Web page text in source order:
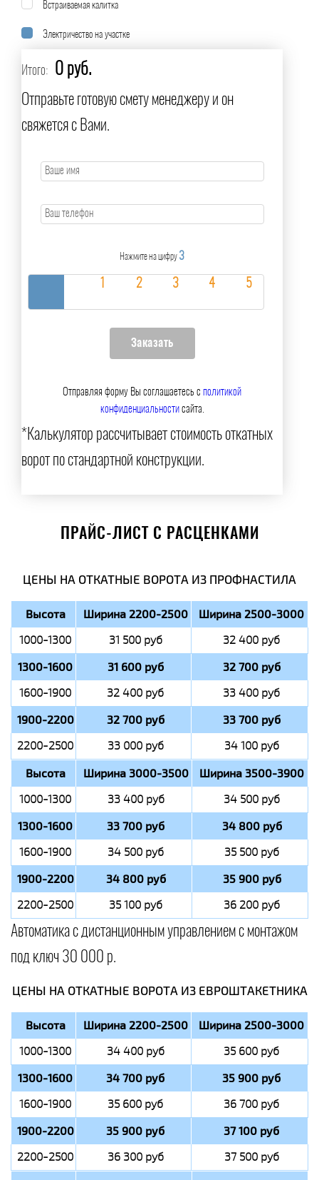
Встраиваемая калитка
Электричество на участке
Итого: 0 руб.
Отправьте готовую смету менеджеру и он
свяжется с Вами.
Нажмите на цифру 3
Отправляя форму Вы соглашаетесь сполитикой
конфиденциальностисайта.
*Калькулятор рассчитывает стоимость откатных
ворот по стандартной конструкции.
ПРАЙС-ЛИСТ С РАСЦЕНКАМИ
ЦЕНЫ НА ОТКАТНЫЕ ВОРОТА ИЗ ПРОФНАСТИЛА
Высота Ширина 2200-2500 Ширина 2500-3000
1000-1300 31 500 руб 32 400 руб
1300-1600 31 600 руб 32 700 руб
1600-1900 32 400 руб 33 400 руб
1900-2200 32 700 руб 33 700 руб
2200-2500 33 000 руб 34 100 руб
Высота Ширина 3000-3500 Ширина 3500-3900
1000-1300 33 400 руб 34 500 руб
1300-1600 33 700 руб 34 800 руб
1600-1900 34 500 руб 35 500 руб
1900-2200 34 800 руб 35 900 руб
2200-2500 35 100 руб 36 200 руб
Автоматика с дистанционным управлением с монтажом
под ключ 30 000 р.
ЦЕНЫ НА ОТКАТНЫЕ ВОРОТА ИЗ ЕВРОШТАКЕТНИКА
Высота Ширина 2200-2500 Ширина 2500-3000
1000-1300 34 400 руб 35 600 руб
1300-1600 34 700 руб 35 900 руб
1600-1900 35 600 руб 36 700 руб
1900-2200 35 900 руб 37 100 руб
2200-2500 36 300 руб 37 500 руб